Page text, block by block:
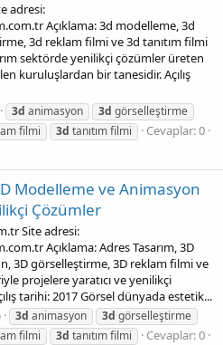
adresi:
Açıklama: 3d modelleme, 3d
3d reklam filmi ve 3d tanıtım filmi
sektörde yenilikçi çözümler üreten
kuruluşlardan bir tanesidir. Açılış
3d animasyon 3d görselleştirme
filmi 3d tanıtım filmi
Cevaplar: 0
Modelleme ve Animasyon
Çözümler
Site adresi:
Açıklama: Adres Tasarım, 3D
3D görselleştirme, 3D reklam filmi ve
projelere yaratıcı ve yenilikçi
tarihi: 2017 Görsel dünyada estetik...
3d animasyon 3d görselleştirme
filmi 3d tanıtım filmi
Cevaplar: 0